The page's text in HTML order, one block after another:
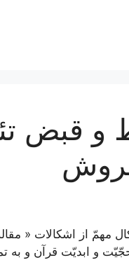
و قبض
مهمّ از اشكالات‌ «
و ابديّت‌ قرآن‌ و به